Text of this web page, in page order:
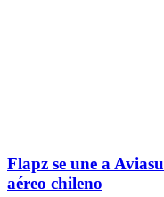
Flapz se une a
aéreo chileno